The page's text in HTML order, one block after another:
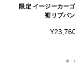
別注限定 水陸両用
イロン 半袖ラッ